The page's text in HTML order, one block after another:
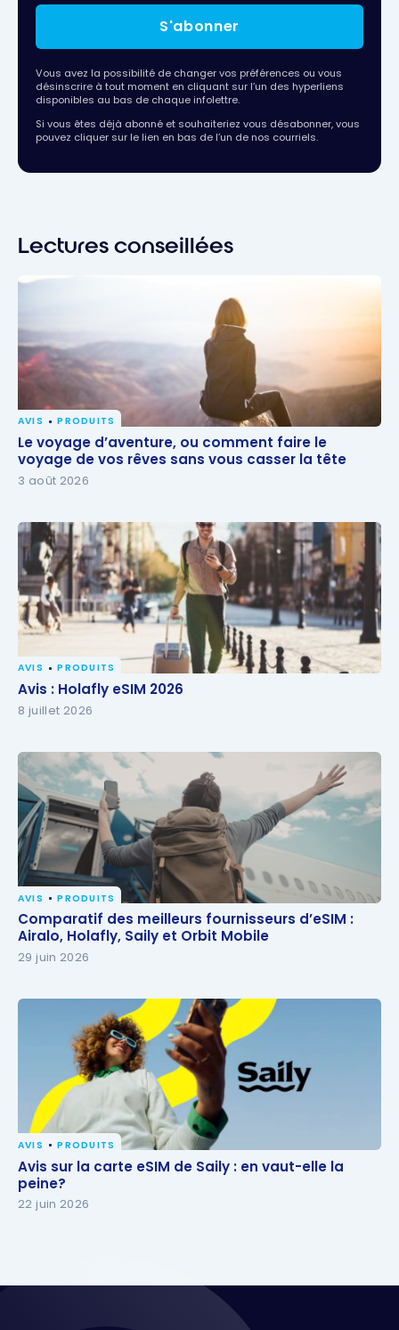
S'abonner
Vous avez la possibilité de changer vos préférences ou vous
désinscrire à tout moment en cliquant sur l’un des hyperliens
disponibles au bas de chaque infolettre.
Si vous êtes déjà abonné et souhaiteriez vous désabonner, vous
pouvez cliquer sur le lien en bas de l’un de nos courriels.
Lectures conseillées
Le voyage d’aventure, ou comment faire le voyage
de vos rêves sans vous casser la tête
AVIS PRODUITS
Le voyage d’aventure, ou comment faire le
voyage de vos rêves sans vous casser la tête
3 août 2026
Avis : Holafly eSIM 2026
AVIS PRODUITS
Avis : Holafly eSIM 2026
8 juillet 2026
Comparatif des meilleurs fournisseurs d’eSIM :
Airalo, Holafly, Saily et Orbit Mobile
AVIS PRODUITS
Comparatif des meilleurs fournisseurs d’eSIM :
Airalo, Holafly, Saily et Orbit Mobile
29 juin 2026
Avis sur la carte eSIM de Saily : en vaut-elle la
peine?
AVIS PRODUITS
Avis sur la carte eSIM de Saily : en vaut-elle la
peine?
22 juin 2026